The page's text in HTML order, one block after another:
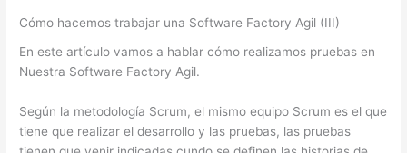
Cómo hacemos trabajar una Software Factory Agil (III)
En este artículo vamos a hablar cómo realizamos pruebas en
Nuestra Software Factory Agil.
Según la metodología Scrum, el mismo equipo Scrum es el que
tiene que realizar el desarrollo y las pruebas, las pruebas